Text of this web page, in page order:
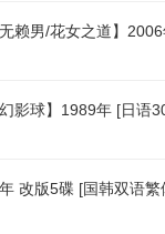
赖男/花女之道】
影球】1989年 [日语
改版5碟 [国韩双语